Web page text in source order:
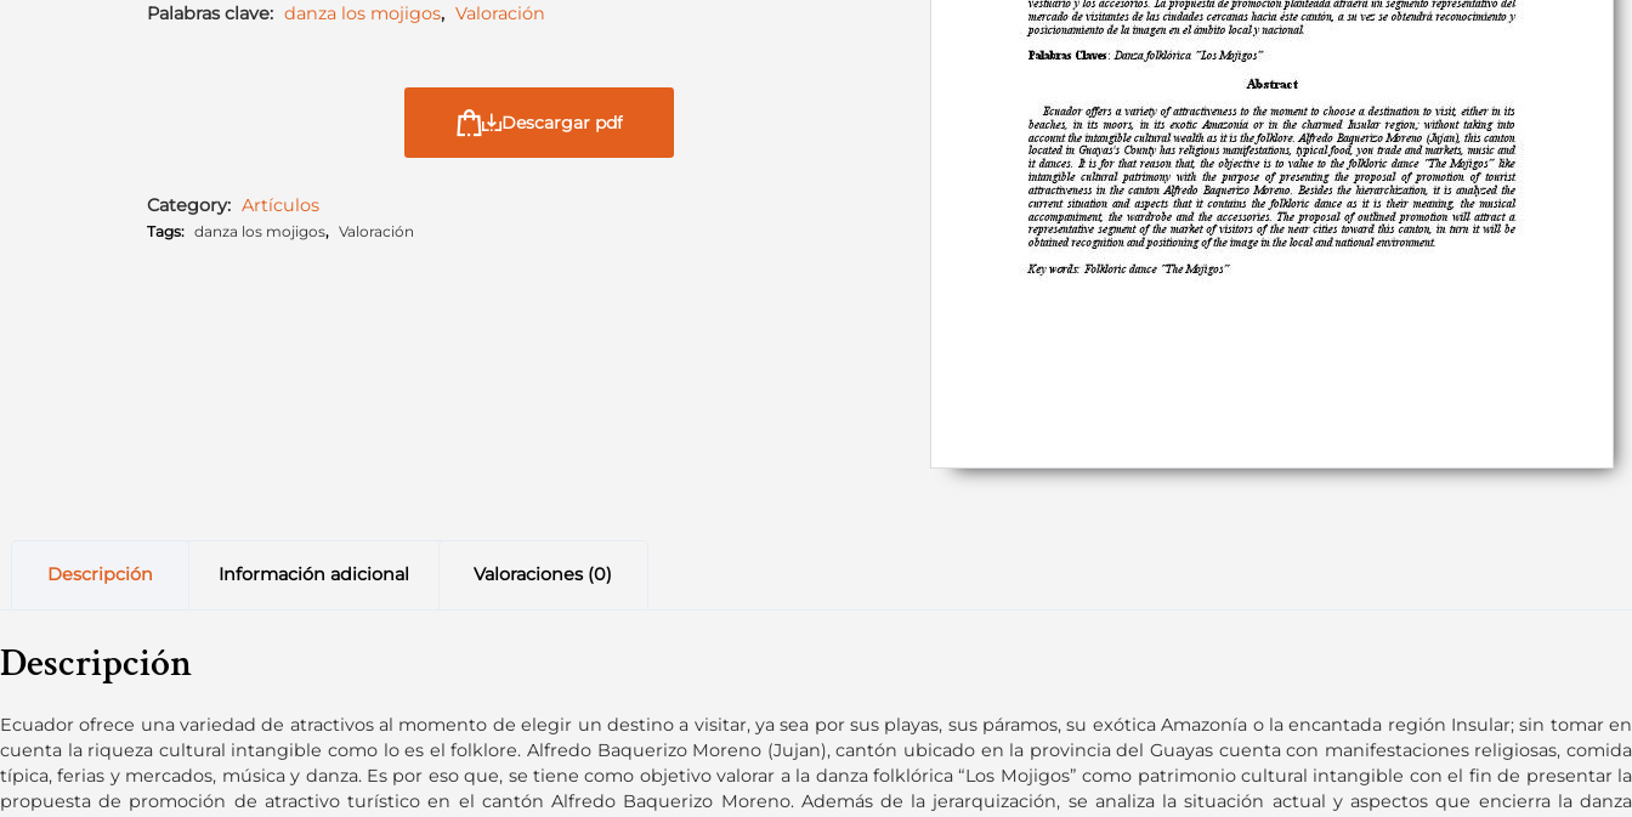
Palabras clave: danza los mojigos, Valoración
Descargar pdf
Category: Artículos
Tags: danza los mojigos, Valoración
Descripción Información adicional Valoraciones (0)
Descripción
Ecuador ofrece una variedad de atractivos al momento de elegir un destino a visitar, ya sea por sus playas, sus páramos, su exótica Amazonía o la encantada región Insular; sin tomar en
cuenta la riqueza cultural intangible como lo es el folklore. Alfredo Baquerizo Moreno (Jujan), cantón ubicado en la provincia del Guayas cuenta con manifestaciones religiosas, comida
típica, ferias y mercados, música y danza. Es por eso que, se tiene como objetivo valorar a la danza folklórica “Los Mojigos” como patrimonio cultural intangible con el fin de presentar la
propuesta de promoción de atractivo turístico en el cantón Alfredo Baquerizo Moreno. Además de la jerarquización, se analiza la situación actual y aspectos que encierra la danza